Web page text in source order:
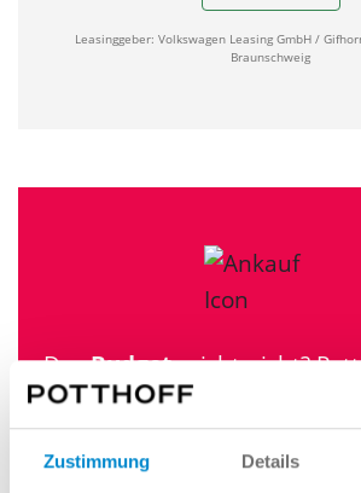
Zustimmung Details
Leasinggeber: Volkswagen Leasing GmbH /
Braunschweig
DasBudgetreicht nicht?
Gebrauchtwagen
Konditionen. So wird aus
Nummer, ein kleiner